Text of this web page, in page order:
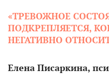
«ТРЕВОЖНОЕ
ПОДКРЕПЛЯЕТСЯ,
НЕГАТИВНО
Елена Писаркина,